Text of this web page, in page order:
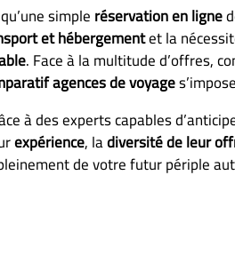
simpleréservation en ligne
et hébergementet la
. Face à la multitude d’offres,
agences de voyage
à des experts capables
expérience, ladiversité de leur
de votre futur périple